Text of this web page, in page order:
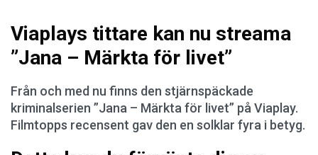
Viaplays tittare kan nu streama
”Jana – Märkta för livet”
Från och med nu finns den stjärnspäckade
kriminalserien ”Jana – Märkta för livet” på Viaplay.
Filmtopps recensent gav den en solklar fyra i betyg.